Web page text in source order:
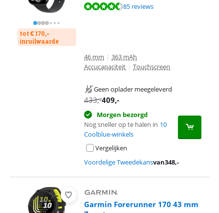
tot € 170,-
inruilwaarde
Beoordeling is 9,2 van de 10, gebaseerd op 85 reviews.
85 reviews
46 mm | 363 mAh
Accucapaciteit | Touchscreen
Geen oplader meegeleverd
433,-409,-
Morgen bezorgd
Nog sneller op te halen in 10
Coolblue-winkels
Vergelijken
Voordelige Tweedekansvan348,-
Garmin Forerunner 170 43 mm